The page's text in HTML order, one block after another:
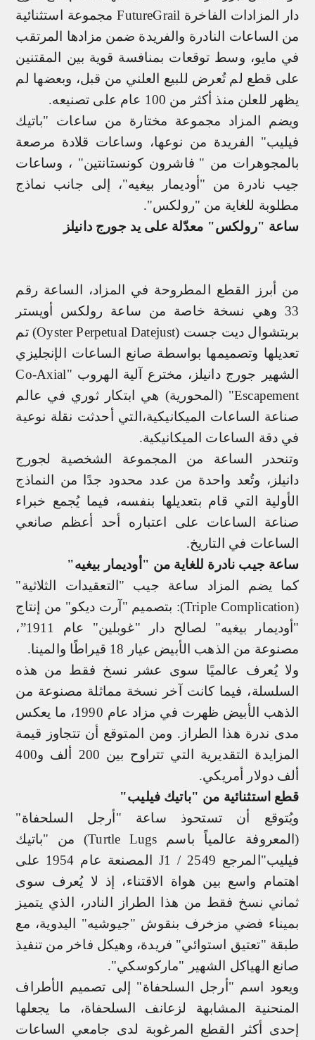
دار المزادات الفاخرة FutureGrailمجموعة استثنائية
من الساعات النادرة والفريدة ضمن مزادها المرتقب
في مايو، وسط توقعات بمنافسة قوية بين المقتنين
على قطع لم تُعرض للبيع العلني من قبل، وبعضها لم
يظهر للعلن منذ أكثر من 100 عام على تصنيعه.
ويضم المزاد مجموعة مختارة من ساعات "باتيك
فيليب" الفريدة من نوعها، وساعات قلادة مرصعة
بالمجوهرات من " فاشرون كونستانتين" ، وساعات
جيب نادرة من "أوديمار بيغيه"، إلى جانب نماذج
مطلوبة للغاية من "رولكس".
ساعة "رولكس" معدّلة على يد جورج دانيلز
من أبرز القطع المطروحة في المزاد، الساعة رقم
33 وهي نسخة خاصة من ساعة رولكس أويستر
بربتشوال ديت جست (Oyster Perpetual Datejust
) تم
تعديلها وتصميمها بواسطة صانع الساعات الإنجليزي
الشهير جورج دانيلز، مخترع آلية الهروب "Co-Axial
Escapement" (المحورية) هي ابتكار ثوري في عالم
صناعة الساعات الميكانيكية،التي أحدثت نقلة نوعية
في دقة الساعات الميكانيكية.
وتنحدر الساعة من المجموعة الشخصية لجورج
دانيلز، وتُعد واحدة من عدد محدود جدًا من النماذج
الأولية التي قام بتعديلها بنفسه، فيما يُجمع خبراء
صناعة الساعات على اعتباره أحد أعظم صانعي
الساعات في التاريخ.
ساعة جيب نادرة للغاية من "أوديمار بيغيه"
كما يضم المزاد ساعة جيب "التعقيدات الثلاثية"
(
Triple Complication): بتصميم "آرت ديكو" من إنتاج
"أوديمار بيغيه" لصالح دار "غوبلين" عام 1911
”،
مصنوعة من الذهب الأبيض عيار 18 قيراطًا والمينا.
ولا يُعرف عالميًا سوى عشر نسخ فقط من هذه
السلسلة، فيما كانت آخر
نسخة مماثلة مصنوعة من
الذهب الأبيض ظهرت في مزاد عام 1990، ما يعكس
مدى ندرة هذا الطراز. ومن المتوقع أن تتجاوز قيمة
المزايدة التقديرية التي تتراوح بين 200 ألف و400
ألف دولار أمريكي.
قطع استثنائية من "باتيك فيليب"
ويُتوقع أن تستحوذ ساعة "أرجل السلحفاة"
(المعروفة عالمياً باسم Turtle Lugs) من "باتيك
فيليب"المرجع 2549 / 1
J
المصنعة عام 1954 على
اهتمام واسع بين هواة الاقتناء، إذ لا يُعرف سوى
ثماني نسخ فقط من هذا الطراز النادر، الذي يتميز
بميناء فضي مزخرف بنقوش "جيوشيه" اليدوية، مع
طبقة "تعتيق استوائي" فريدة، وهيكل فاخر من تنفيذ
صانع الهياكل الشهير "ماركوسكي".
ويعود اسم "أرجل السلحفاة" إلى تصميم الأطراف
المنحنية المشابهة لزعانف السلحفاة، ما يجعلها
إحدى أكثر القطع المرغوبة لدى جامعي الساعات